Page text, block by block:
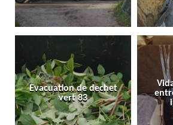
Evacuation de dechet
vert 83